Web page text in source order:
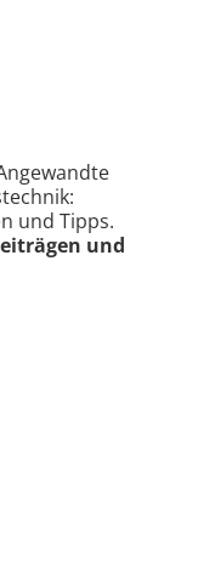
und Tipps.
und